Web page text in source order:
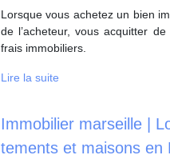
Lorsque vous achetez un bien
de l’acheteur, vous acquitter
frais immobiliers.
Lire la suite
Immobilier marseille |
te­ments et maisons en